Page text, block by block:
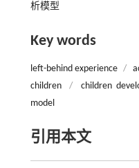
析模型
Key words
left-behind experience /
children
/ children
model
引用本文